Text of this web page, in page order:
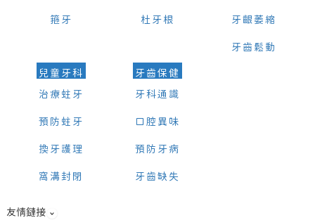
箍牙 杜牙根 牙齦萎縮
牙齒鬆動
兒童牙科
治療蛀牙
預防蛀牙
換牙護理
窩溝封閉
牙齒保健
牙科通識
口腔異味
預防牙病
牙齒缺失
友情鏈接